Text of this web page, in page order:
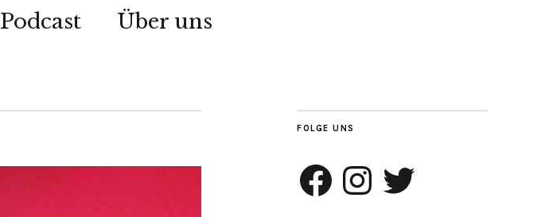
Podcast Über uns
FOLGE UNS
Facebook InstagramTwitter